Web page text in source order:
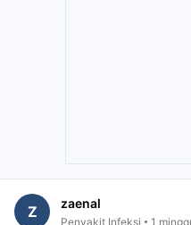
Z zaenal
Penyakit Infeksi 1